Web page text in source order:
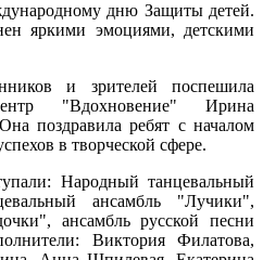
дню Защиты детей.
яркими эмоциями, детскими
и зрителей поспешила
"Вдохновение" Ирина
поздравила ребят с началом
в творческой сфере.
Народный танцевальный
ансамбль "Лучики",
ансамбль русской песни
Виктория Филатова,